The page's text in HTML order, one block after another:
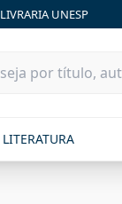
LIVRARIA UNESP
LITERATURA